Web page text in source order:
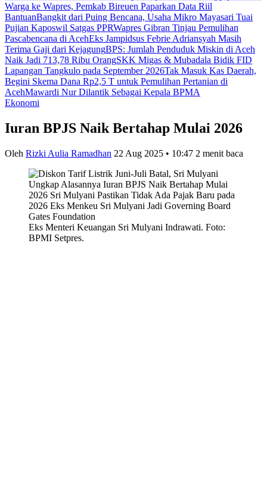
Warga ke Wapres, Pemkab Bireuen Paparkan Data Riil
BantuanBangkit dari Puing Bencana, Usaha Mikro Mayasari Tuai
Pujian Kaposwil Satgas PPRWapres Gibran Tinjau Pemulihan
Pascabencana di AcehEks Jampidsus Febrie Adriansyah Masih
Terima Gaji dari KejagungBPS: Jumlah Penduduk Miskin di Aceh
Naik Jadi 713,78 Ribu OrangSKK Migas & Mubadala Bidik FID
Lapangan Tangkulo pada September 2026Tak Masuk Kas Daerah,
Begini Skema Dana Rp2,5 T untuk Pemulihan Pertanian di
AcehMawardi Nur Dilantik Sebagai Kepala BPMA
Ekonomi
Iuran BPJS Naik Bertahap Mulai 2026
Oleh Rizki Aulia Ramadhan 22 Aug 2025 • 10:47 2 menit baca
Eks Menteri Keuangan Sri Mulyani Indrawati. Foto:
BPMI Setpres.